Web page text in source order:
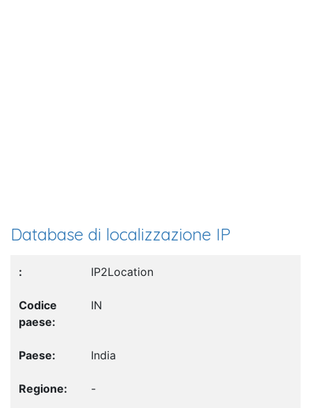
Database di localizzazione IP
IP2Location
IN
India
-